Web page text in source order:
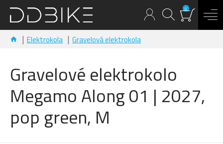
0
Elektrokola Gravelová elektrokola
Gravelové elektrokolo
Megamo Along 01 | 2027,
pop green, M